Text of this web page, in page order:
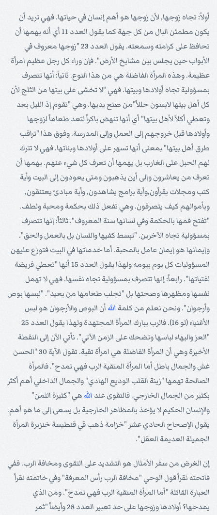
أولاً: تجاه زوجها, لأن زوجها هو أهم إنسان في حياتها. فهي تريد أن
يكون مطمئن البال من كل جهة كما يقول العدد 11 أي أنه يهمها أن
تحافظ على كرامته وسمعته. يقول العدد 23 "زوجها معروف في
الأبواب حين يجلس بين مشايخ الأرض". فإن وراء كل رجل عظيم امرأة
عظيمة. وهذه المرأة الفاضلة هي من هذا النوع. ثانياً: أنها تتصرف
بمسؤولية تجاه أولادها وبيتها. فهي "لا تخشى على بيتها من الثلج لأن
كل أهل بيتها لابسون حللاً"من صنع يديها. وهي "تقوم إذ الليل بعد
وتعطي أكلاً لأهل بيتها" أي أنها تنهض باكراً لتعد طعاماً لزوجها
وأولادها قبل خروجهم إلى العمل وإلى المدرسة. وفوق هذا "تراقب
طرق أهل بيتها" بمعنى أنها تسهر على أولادها وبناتها. فهي لا تترك
لهم الحبل على الغارب بل يهمها أن تعرف كل شيء عنهم. يهمها أن
تعرف من يعاشرون وإلى أين يذهبون ومتى يعودون إلى البيت وأية
كتب ومجلات يقرأون,وأية برامج يشاهدون, وأية مبادئ يعتنقون,
وبأموالهم كيف يتصرفون. وهي تفعل ذلك بحكمة ومحبة ولطف.
"تفتح فمها بالحكمة وفي لسانها سنة المعروف". ثالثاً: إنها تتصرف
بمسؤولية تجاه الآخرين. "تبسط كفيها واللسان بل بالعمل والحق".
وإيمانها هو إيمان عامل بالمحبة. أما خدماتها في البيت فتوزع عليهن
المسؤوليات كل يوم بيومه ولهذا يقول العدد 15 أنها "تعطي فريضة
لفتياتها". رابعاً: إنها تتصرف بمسؤولية تجاه نفسها. فهي لا تهمل
نفسها ومظهرها وصحتها بل "تجلب طعامها من بعيد". "لبسها بوص
وأرجوان". ونحن نعلم من كلمة الله أن البوص والأرجوان هو لبس
الأغنياء (لو 16). فالرب يبارك المرأة المجتهدة ولهذا يقول العدد 25
"العز والبهاء لباسها وتضحك على الزمن الآتي". نأتي الآن إلى النقطة
الأخيرة وهي أن المرأة الفاضلة هي امرأة تقية. تقول الآية 30 "الحسن
غش والجمال باطل أما المرأة المتقية الرب فهي تمدح". فالمرأة
الصالحة تهمها "زينة القلب الوديع الهادي" والجمال الداخلي أهم أكثر
بكثير من الجمال الخارجي. فالتقوى عند الله هي "كثيرة الثمن"
والإنسان الحكيم لا يؤخذ بالمظاهر الخارجية بل يسعى إلى ما هو أهم.
يقول الإصحاح الحادي عشر "خزامة ذهب في قنطيسة خنزيرة المرأة
الجميلة العديمة العقل".
إن الغرض من سفر الأمثال هو التشديد على التقوى ومخافة الرب. ففي
فاتحته نقرأ قول الوحي "مخافة الرب رأس المعرفة" وفي خاتمته نقرأ
العبارة القائلة "أما المرأة المتقية الرب فهي تمدح". ومن الذي
يمدحها؟ أولادها وزوجها على حد تعبير العدد 28 وأيضاً "ثمر